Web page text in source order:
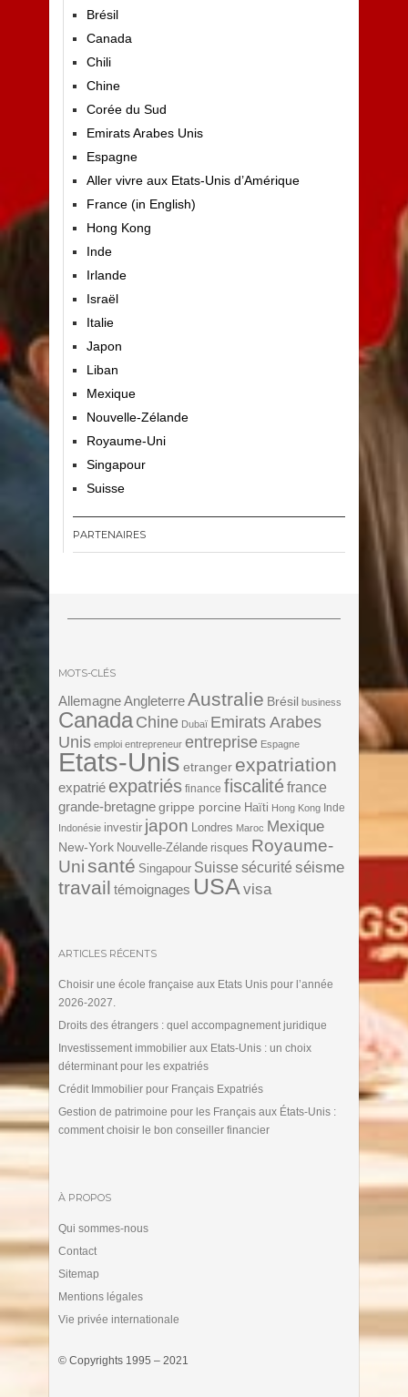
Brésil
Canada
Chili
Chine
Corée du Sud
Emirats Arabes Unis
Espagne
Aller vivre aux Etats-Unis d’Amérique
France (in English)
Hong Kong
Inde
Irlande
Israël
Italie
Japon
Liban
Mexique
Nouvelle-Zélande
Royaume-Uni
Singapour
Suisse
PARTENAIRES
MOTS-CLÉS
Allemagne AngleterreAustralie Brésil business
Canada Chine Dubaï Emirats Arabes
Unis emploi entrepreneur entreprise Espagne
Etats-Unis etranger expatriation
expatrié expatriés finance fiscalitéfrance
grande-bretagne grippe porcine Haïti Hong Kong Inde
Indonésie investir japon Londres Maroc Mexique
New-York Nouvelle-Zélande risques Royaume-
Unisanté Singapour Suisse sécurité séisme
travail témoignages USA visa
ARTICLES RÉCENTS
Choisir une école française aux Etats Unis pour l’année
2026-2027.
Droits des étrangers : quel accompagnement juridique
Investissement immobilier aux Etats-Unis : un choix
déterminant pour les expatriés
Crédit Immobilier pour Français Expatriés
Gestion de patrimoine pour les Français aux États-Unis :
comment choisir le bon conseiller financier
À PROPOS
Qui sommes-nous
Contact
Sitemap
Mentions légales
Vie privée internationale
© Copyrights 1995 – 2021